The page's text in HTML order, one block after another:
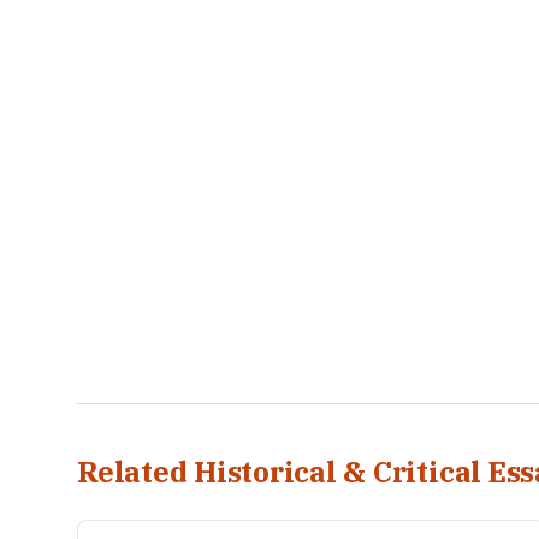
Related Historical & Critical